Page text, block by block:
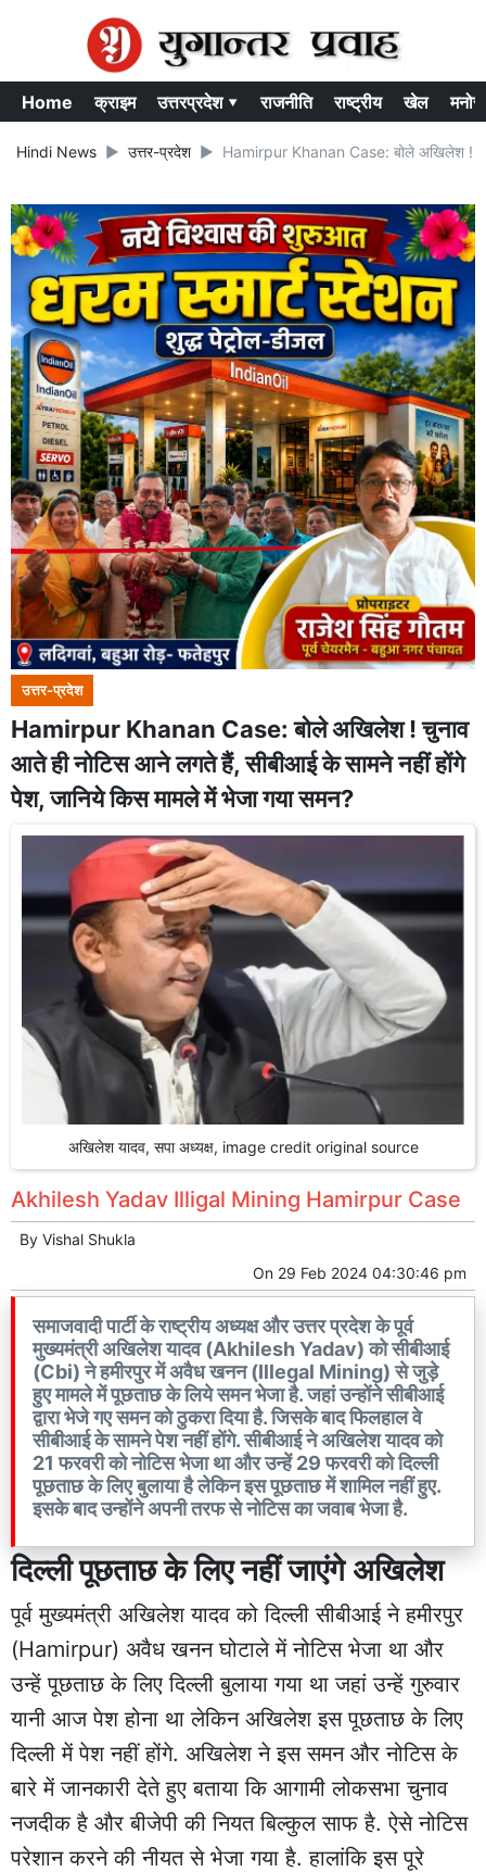
Home क्राइम उत्तरप्रदेश ▾ राजनीति राष्ट्रीय खेल
Hindi News उत्तर-प्रदेश Hamirpur Khanan Case: बोले अखिलेश !
उत्तर-प्रदेश
Hamirpur Khanan Case: बोले अखिलेश ! चुनाव
आते ही नोटिस आने लगते हैं, सीबीआई के सामने नहीं होंगे
पेश, जानिये किस मामले में भेजा गया समन?
अखिलेश यादव, सपा अध्यक्ष, image credit original source
Akhilesh Yadav Illigal Mining Hamirpur Case
By Vishal Shukla
On 29 Feb 2024 04:30:46 pm
समाजवादी पार्टी के राष्ट्रीय अध्यक्ष और उत्तर प्रदेश के पूर्व
मुख्यमंत्री अखिलेश यादव (Akhilesh Yadav) को सीबीआई
(Cbi) ने हमीरपुर में अवैध खनन (Illegal Mining) से जुड़े
हुए मामले में पूछताछ के लिये समन भेजा है. जहां उन्होंने सीबीआई
द्वारा भेजे गए समन को ठुकरा दिया है. जिसके बाद फिलहाल वे
सीबीआई के सामने पेश नहीं होंगे. सीबीआई ने अखिलेश यादव को
21 फरवरी को नोटिस भेजा था और उन्हें 29 फरवरी को दिल्ली
पूछताछ के लिए बुलाया है लेकिन इस पूछताछ में शामिल नहीं हुए.
इसके बाद उन्होंने अपनी तरफ से नोटिस का जवाब भेजा है.
दिल्ली पूछताछ के लिए नहीं जाएंगे अखिलेश
पूर्व मुख्यमंत्री अखिलेश यादव को दिल्ली सीबीआई ने हमीरपुर
(Hamirpur) अवैध खनन घोटाले में नोटिस भेजा था और
उन्हें पूछताछ के लिए दिल्ली बुलाया गया था जहां उन्हें गुरुवार
यानी आज पेश होना था लेकिन अखिलेश इस पूछताछ के लिए
दिल्ली में पेश नहीं होंगे. अखिलेश ने इस समन और नोटिस के
बारे में जानकारी देते हुए बताया कि आगामी लोकसभा चुनाव
नजदीक है और बीजेपी की नियत बिल्कुल साफ है. ऐसे नोटिस
परेशान करने की नीयत से भेजा गया है. हालांकि इस पूरे